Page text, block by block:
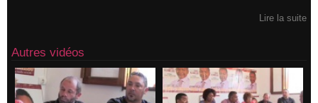
Lire la suite
Autres vidéos